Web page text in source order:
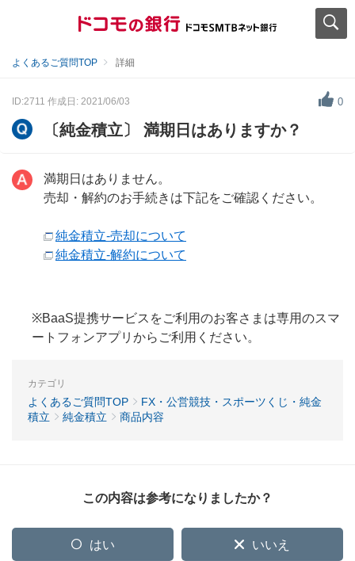
よくあるご質問TOP 詳細
ID:2711 作成日: 2021/06/03 0
〔純金積立〕 満期日はありますか？
満期日はありません。
売却・解約のお手続きは下記をご確認ください。
純金積立-売却について
純金積立-解約について
※BaaS提携サービスをご利用のお客さまは専用のスマ
ートフォンアプリからご利用ください。
カテゴリ
よくあるご質問TOP
FX・公営競技・スポーツくじ・純金
積立
純金積立 商品内容
この内容は参考になりましたか？
はい いいえ